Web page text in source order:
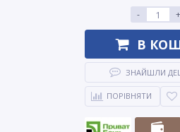
-
+
В
ЗНАЙШЛИ
ПОРІВНЯТИ